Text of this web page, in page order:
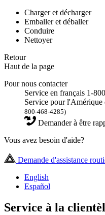
Charger et décharger
Emballer et déballer
Conduire
Nettoyer
Retour
Haut de la page
Pour nous contacter
Service en français 1-
Service pour
800-468-4285)
Demander à être
Vous avez besoin d'aide?
Demande d'assistance
English
Español
Service à la